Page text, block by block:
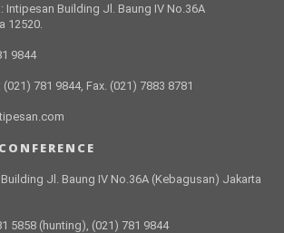
: Intipesan Building Jl. Baung IV No.36A
12520.
9844
781 9844, Fax. (021) 7883 8781
Building Jl. Baung IV No.36A (Kebagusan) Jakarta
5858 (hunting), (021) 781 9844